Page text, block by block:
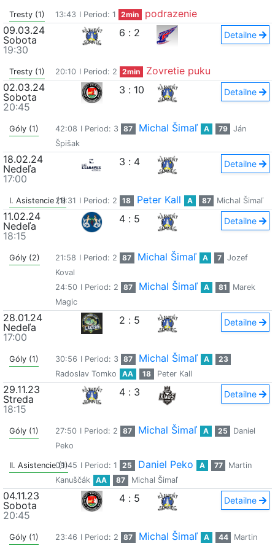
Tresty (1) 13:43 I Period: 1 2min
podrazenie
09.03.24
Sobota
19:30
6 : 2 Detailne
Tresty (1) 20:10 I Period: 2 2min
Zovretie puku
02.03.24
Sobota
20:45
3 : 10 Detailne
Góly (1) 42:08 I Period: 3 87 Michal Šimaľ A 79
Ján
Špišak
18.02.24
Nedeľa
17:00
3 : 4 Detailne
I. Asistencie (1)29:31 I Period: 2 18 Peter Kall A 87 Michal Šimaľ
11.02.24
Nedeľa
18:15
4 : 5 Detailne
Góly (2) 21:58 I Period: 2 87 Michal Šimaľ A 7
Jozef
Koval
24:50 I Period: 2 87 Michal Šimaľ A 81
Marek
Magic
28.01.24
Nedeľa
17:00
2 : 5 Detailne
Góly (1) 30:56 I Period: 3 87 Michal Šimaľ A
23
Radoslav Tomko
AA 18 Peter Kall
29.11.23
Streda
18:15
4 : 3 Detailne
Góly (1) 27:50 I Period: 2 87 Michal Šimaľ A 25
Daniel
Peko
II. Asistencie (1)
09:45 I Period: 1 25 Daniel Peko A 77
Martin
Kanuščák
AA 87 Michal Šimaľ
04.11.23
Sobota
20:45
4 : 5 Detailne
Góly (1) 23:46 I Period: 2 87 Michal Šimaľ A 44
Martin